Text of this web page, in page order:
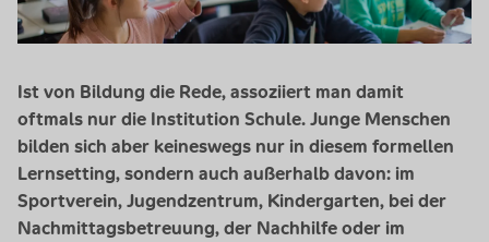
Ist von Bildung die Rede, assoziiert man damit
oftmals nur die Institution Schule. Junge Menschen
bilden sich aber keineswegs nur in diesem formellen
Lernsetting, sondern auch außerhalb davon: im
Sportverein, Jugendzentrum, Kindergarten, bei der
Nachmittagsbetreuung, der Nachhilfe oder im